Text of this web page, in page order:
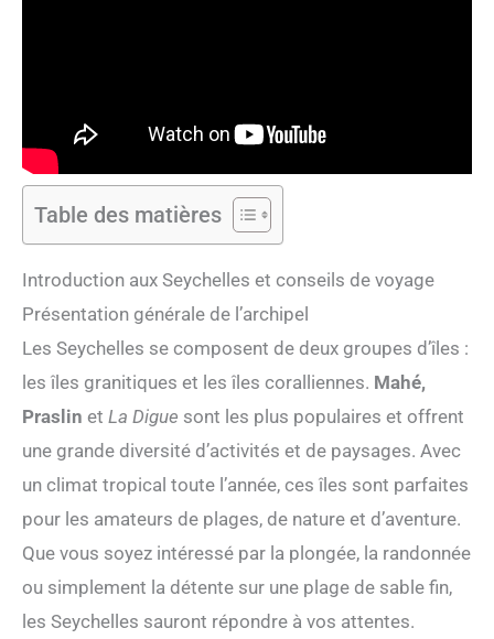
Table des matières
Introduction aux Seychelles et conseils de voyage
Présentation générale de l’archipel
Les Seychelles se composent de deux groupes d’îles :
les îles granitiques et les îles coralliennes. Mahé,
Praslin et La Digue sont les plus populaires et offrent
une grande diversité d’activités et de paysages. Avec
un climat tropical toute l’année, ces îles sont parfaites
pour les amateurs de plages, de nature et d’aventure.
Que vous soyez intéressé par la plongée, la randonnée
ou simplement la détente sur une plage de sable fin,
les Seychelles sauront répondre à vos attentes.